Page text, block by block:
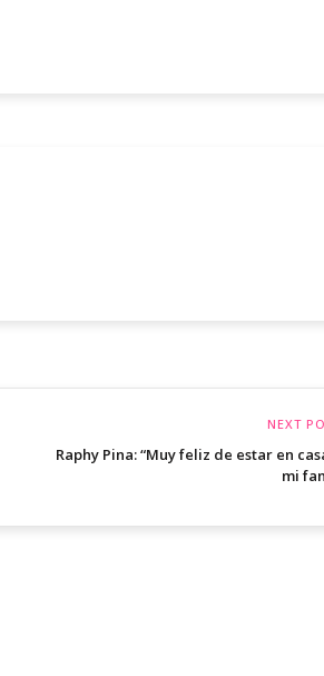
NEXT
Raphy Pina: “Muy feliz de estar en
mi